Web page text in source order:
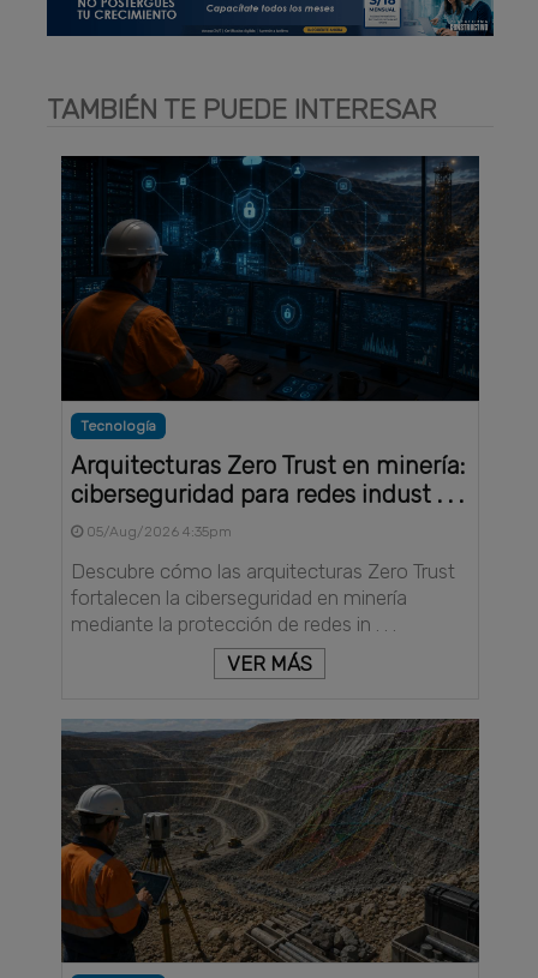
TAMBIÉN TE PUEDE INTERESAR
Tecnología
Arquitecturas Zero Trust en minería:
ciberseguridad para redes indust . . .
05/Aug/2026 4:35pm
Descubre cómo las arquitecturas Zero Trust
fortalecen la ciberseguridad en minería
mediante la protección de redes in . . .
VER MÁS